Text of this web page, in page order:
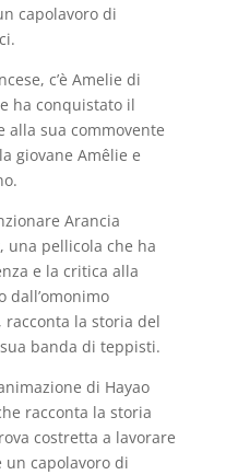
capolavoro di
c’è Amelie di
ha conquistato il
alla sua commovente
giovane Amêlie e
Arancia
una pellicola che ha
e la critica alla
dall’omonimo
racconta la storia del
banda di teppisti.
di Hayao
racconta la storia
costretta a lavorare
capolavoro di